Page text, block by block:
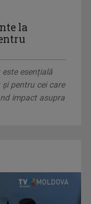
la
esențială
pentru cei care
impact asupra